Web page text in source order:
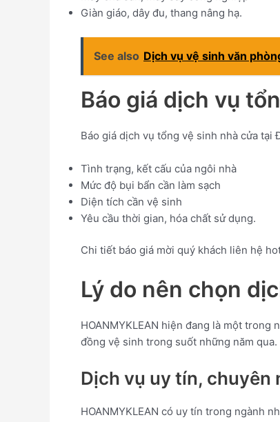
Giàn giáo, dây đu, thang nâng hạ.
See also Dịch vụ vệ sinh văn
Báo giá dịch vụ
Báo giá dịch vụ tổng vệ sinh nhà cửa tại
Tình trạng, kết cấu của ngôi nhà
Mức độ bụi bẩn cần làm sạch
Diện tích cần vệ sinh
Yêu cầu thời gian, hóa chất sử dụng.
Chi tiết báo giá mời quý khách liên hệ
Lý do nên chọn
HOANMYKLEAN hiện đang là một
đồng vệ sinh trong suốt những năm
Dịch vụ uy tín, chuyên
HOANMYKLEAN có uy tín trong ngành